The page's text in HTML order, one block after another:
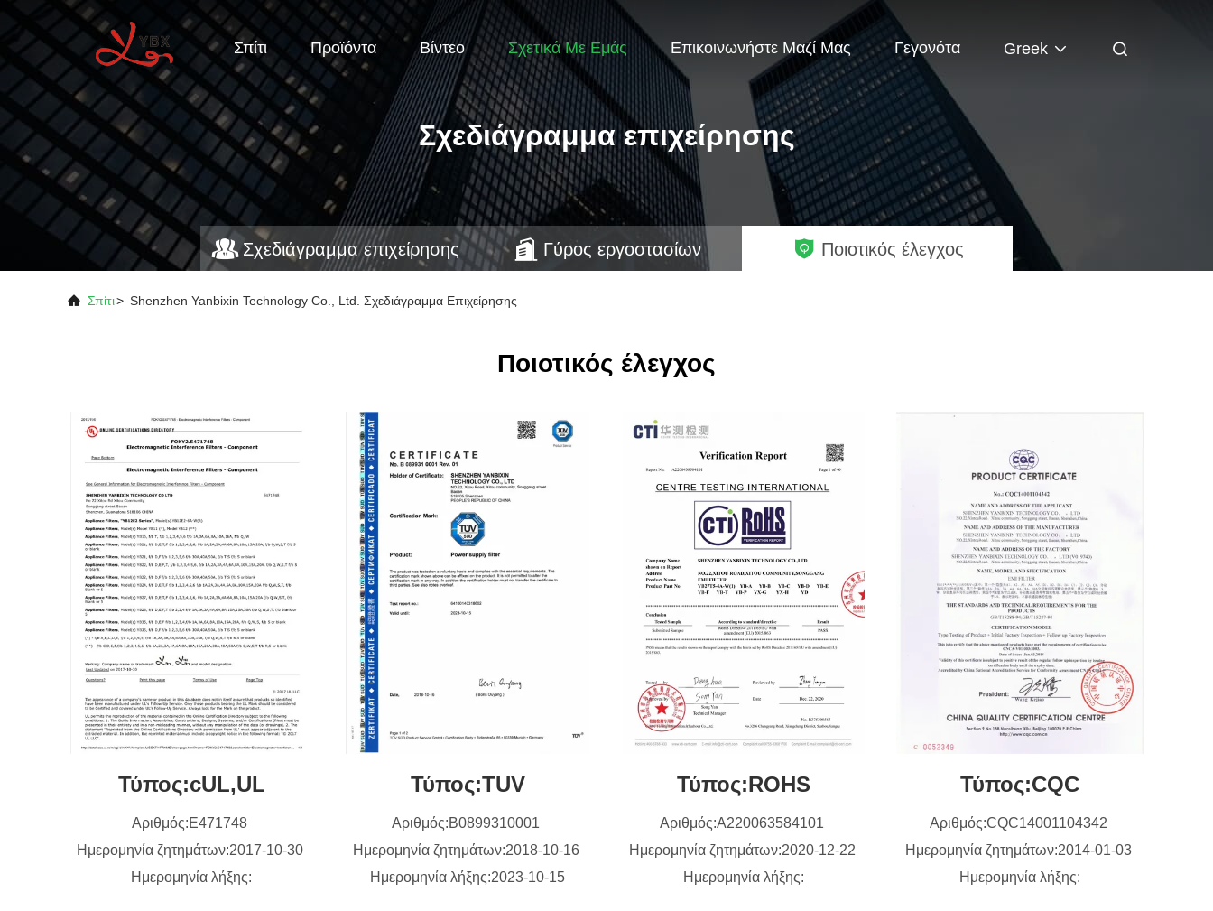
Σπίτι Προϊόντα Βίντεο Σχετικά Με Εμάς Επικοινωνήστε Μαζί Μας Γεγονότα Greek
Σχεδιάγραμμα επιχείρησης
Σχεδιάγραμμα επιχείρησης Γύρος εργοστασίων Ποιοτικός έλεγχος
Σπίτι> Shenzhen Yanbixin Technology Co., Ltd. Σχεδιάγραμμα Επιχείρησης
Ποιοτικός έλεγχος
Τύπος:cUL,UL
Αριθμός:E471748
Ημερομηνία ζητημάτων:2017-10-30
Ημερομηνία λήξης:
Τύπος:TUV
Αριθμός:B0899310001
Ημερομηνία ζητημάτων:2018-10-16
Ημερομηνία λήξης:2023-10-15
Τύπος:ROHS
Αριθμός:A220063584101
Ημερομηνία ζητημάτων:2020-12-22
Ημερομηνία λήξης:
Τύπος:CQC
Αριθμός:CQC14001104342
Ημερομηνία ζητημάτων:2014-01-03
Ημερομηνία λήξης: